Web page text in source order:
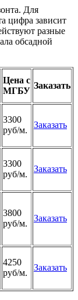
Для
цифра зависит
разные
обсадной
Цена с
МГБУ
Заказать
3300
руб/м.
Заказать
3300
руб/м.
Заказать
3800
руб/м.
Заказать
4250
руб/м.
Заказать